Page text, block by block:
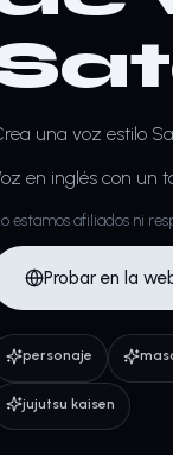
una voz estilo
en inglés con un
estamos afiliados ni
Probar en la
personaje
jujutsu kaisen